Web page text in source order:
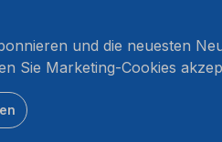
und die neuesten
Sie Marketing-Cookies